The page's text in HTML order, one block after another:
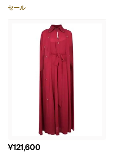
セール
¥121,600